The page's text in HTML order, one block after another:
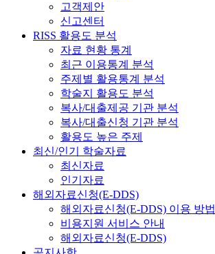
고객제안
신고센터
RISS 활용도 분석
자료 현황 통계
최근 이용통계 분석
주제별 활용통계 분석
학술지 활용도 분석
복사/대출제공 기관 분석
복사/대출신청 기관 분석
활용도 높은 주제
최신/인기 학술자료
최신자료
인기자료
해외자료신청(E-DDS)
해외자료신청(E-DDS) 이용 방법
비용지원 서비스 안내
해외자료신청(E-DDS)